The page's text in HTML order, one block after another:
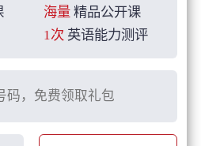
海量 精品公开课
1次 英语能力测评